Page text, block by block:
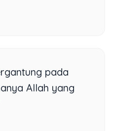
pada
Allah yang